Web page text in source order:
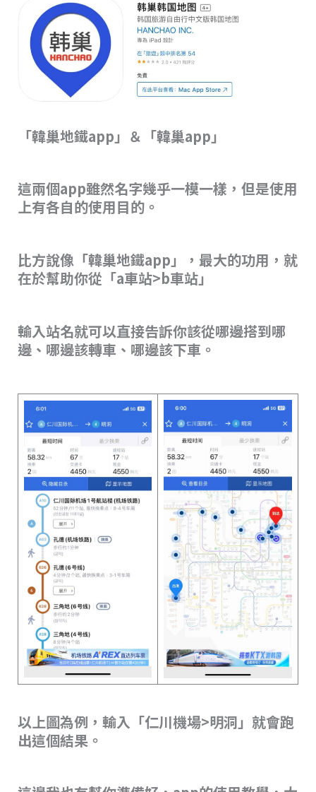
「韓巢地鐵app」＆「韓巢app」
這兩個app雖然名字幾乎一模一樣，但是使用
上有各自的使用目的。
比方說像「韓巢地鐵app」，最大的功用，就
在於幫助你從「a車站>b車站」
輸入站名就可以直接告訴你該從哪邊搭到哪
邊、哪邊該轉車、哪邊該下車。
以上圖為例，輸入「仁川機場>明洞」就會跑
出這個結果。